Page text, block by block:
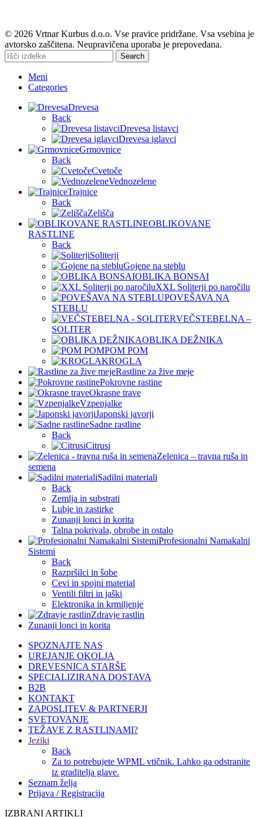
© 2026 Vrtnar Kurbus d.o.o. Vse pravice pridržane. Vsa vsebina je
avtorsko zaščitena. Neupravičena uporaba je prepovedana.
Search
Meni
Categories
Drevesa
Back
Drevesa listavci
Drevesa iglavci
Grmovnice
Back
Cvetoče
Vednozelene
Trajnice
Back
Zelišča
OBLIKOVANE
RASTLINE
Back
Soliterji
Gojene na steblu
OBLIKA BONSAI
XXL Soliterji po naročilu
POVEŠAVA NA
STEBLU
VEČSTEBELNA –
SOLITER
OBLIKA DEŽNIKA
POM POM
KROGLA
Rastline za žive meje
Pokrovne rastine
Okrasne trave
Vzpenjalke
Japonski javorji
Sadne rastline
Back
Citrusi
Zelenica – travna ruša in
semena
Sadilni materiali
Back
Zemlja in substrati
Lubje in zastirke
Zunanji lonci in korita
Talna pokrivala, obrobe in ostalo
Profesionalni Namakalni
Sistemi
Back
Razpršilci in šobe
Cevi in spojni material
Ventili filtri in jaški
Elektronika in krmiljenje
Zdravje rastlin
Zunanji lonci in korita
SPOZNAJTE NAS
UREJANJE OKOLJA
DREVESNICA STARŠE
SPECIALIZIRANA DOSTAVA
B2B
KONTAKT
ZAPOSLITEV & PARTNERJI
SVETOVANJE
TEŽAVE Z RASTLINAMI?
Jeziki
Back
Za to potrebujete WPML vtičnik. Lahko ga odstranite
iz graditelja glave.
Seznam želja
Prijava / Registracija
IZBRANI ARTIKLI